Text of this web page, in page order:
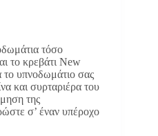
τόσο
το κρεβάτι New
το υπνοδωμάτιο σας
και συρταριέρα του
της
σ’ έναν υπέροχο